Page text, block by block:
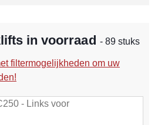
in voorraad - 89 stuks
filtermogelijkheden om uw